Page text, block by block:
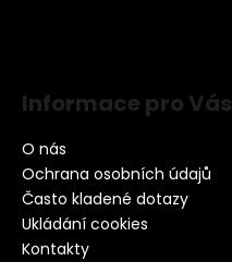
Informace pro Vás
O nás
Ochrana osobních údajů
Často kladené dotazy
Ukládání cookies
Kontakty